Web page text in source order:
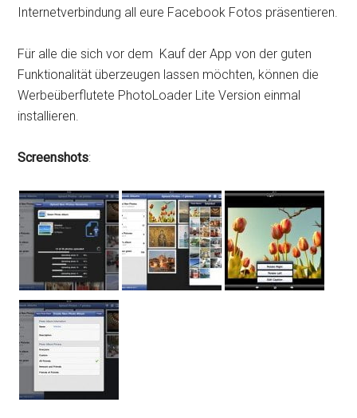
Internetverbindung all eure Facebook Fotos präsentieren.
Für alle die sich vor dem Kauf der App von der guten
Funktionalität überzeugen lassen möchten, können die
Werbeüberflutete PhotoLoader Lite Version einmal
installieren.
Screenshots: